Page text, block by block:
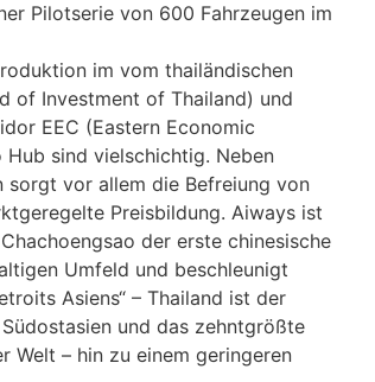
Pilotserie von 600 Fahrzeugen im
im vom thailändischen
of Investment of Thailand) und
EEC (Eastern Economic
sind vielschichtig. Neben
sorgt vor allem die Befreiung von
Preisbildung. Aiways ist
der erste chinesische
Umfeld und beschleunigt
Asiens“ – Thailand ist der
und das zehntgrößte
Welt – hin zu einem geringeren